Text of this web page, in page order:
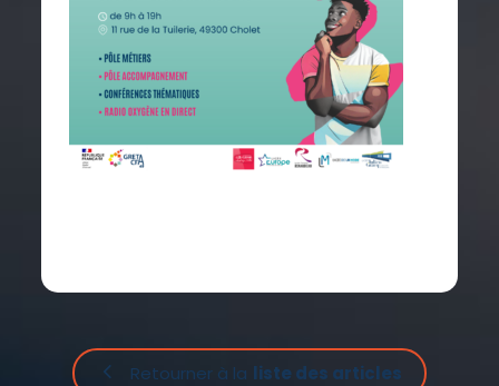
Retourner à la liste des articles